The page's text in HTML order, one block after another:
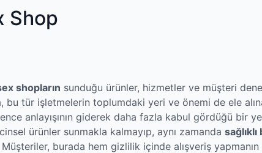
Shop
shopların sunduğu ürünler, hizmetler ve müşteri
bu tür işletmelerin toplumdaki yeri ve önemi de ele
anlayışının giderek daha fazla kabul gördüğü bir
ürünler sunmakla kalmayıp, aynı zamanda sağlıklı
burada hem gizlilik içinde alışveriş yapmanın